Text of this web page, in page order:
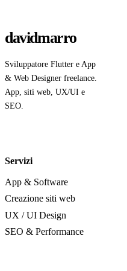
davidmarro
Sviluppatore Flutter e App
& Web Designer freelance.
App, siti web, UX/UI e
SEO.
Servizi
App & Software
Creazione siti web
UX / UI Design
SEO & Performance